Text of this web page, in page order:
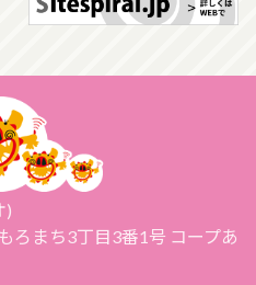
)
ろまち3丁目3番1号 コープあ